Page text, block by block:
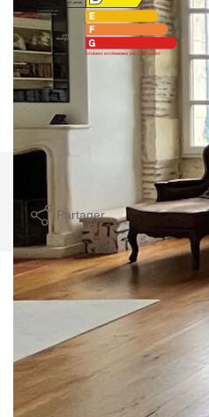
Montant estimé des dépenses
usage standard entre 6760€ et
2021,2022 et 2023
Partager
Ce bien est soumis à
des Risques et
rendez-vous sur
Caractéristiques